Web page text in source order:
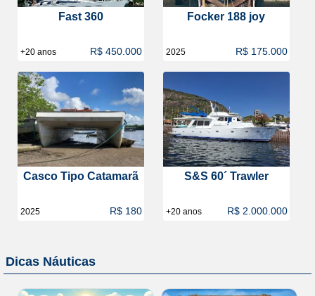
Fast 360
+20 anos R$ 450.000
Focker 188 joy
2025 R$ 175.000
Casco Tipo Catamarã
2025 R$ 180
S&S 60´ Trawler
+20 anos R$ 2.000.000
Dicas Náuticas